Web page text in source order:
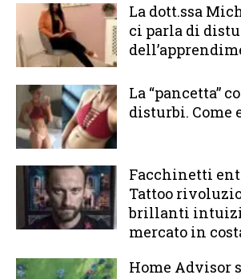
La dott.ssa
ci parla di
La “pancetta”
disturbi. Come
Facchinetti
Tattoo
brillanti
mercato in
Home Advisor